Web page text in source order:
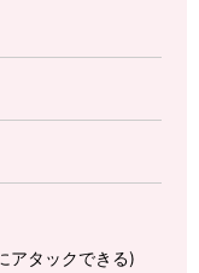
アタックできる)